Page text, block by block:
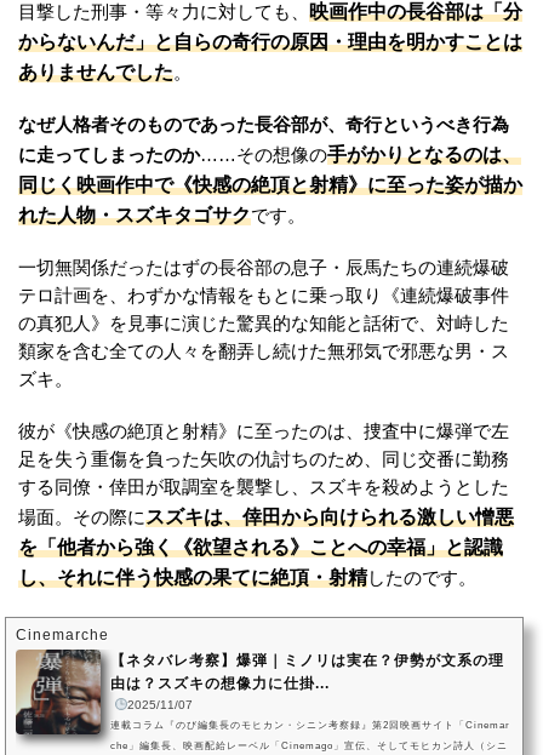
目撃した刑事・等々力に対しても、 映画作中の長谷部は「分
からないんだ」と自らの奇行の原因・理由を明かすことは
ありませんでした。
なぜ人格者そのものであった長谷部が、奇行というべき行為
に走ってしまったのか……その想像の手がかりとなるのは、
同じく映画作中で《快感の絶頂と射精》に至った姿が描か
れた人物・スズキタゴサクです。
一切無関係だったはずの長谷部の息子・辰馬たちの連続爆破
テロ計画を、わずかな情報をもとに乗っ取り《連続爆破事件
の真犯人》を見事に演じた驚異的な知能と話術で、対峙した
類家を含む全ての人々を翻弄し続けた無邪気で邪悪な男・ス
ズキ。
彼が《快感の絶頂と射精》に至ったのは、捜査中に爆弾で左
足を失う重傷を負った矢吹の仇討ちのため、同じ交番に勤務
する同僚・倖田が取調室を襲撃し、スズキを殺めようとした
場面。その際にスズキは、倖田から向けられる激しい憎悪
を「他者から強く《欲望される》ことへの幸福」と認識
し、それに伴う快感の果てに絶頂・射精したのです。
Cinemarche
【ネタバレ考察】爆弾｜ミノリは実在？伊勢が文系の理
由は？スズキの想像力に仕掛...
2025/11/07
連載コラム『のび編集長のモヒカン・シニン考察録』第2回映画サイト「Cinemar
che」編集長、映画配給レーベル「Cinemago」宣伝、そしてモヒカン詩人（シニ